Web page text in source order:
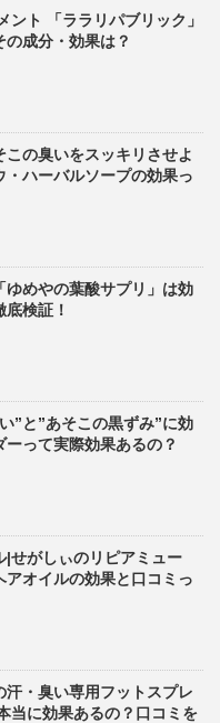
ント 「ララリパブリック」
成分・効果は？
この臭いをスッキリさせよ
・ハーバルソープの効果っ
ゆめやの葉酸サプリ」は効
検証！
”と”あそこの黒ずみ”に効
ーって実際効果あるの？
|せがしぃのリピアミュー
オイルの効果と口コミっ
汗・臭い専用フットスプレ
当に効果あるの？口コミを